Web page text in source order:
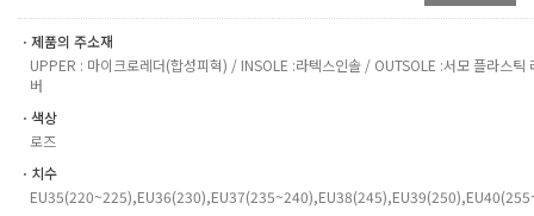
ㆍ제품의 주소재
UPPER : 마이크로레더(합성피혁) / INSOLE :라텍스인솔 / OUTSOLE :서모 플라스틱
버
ㆍ색상
로즈
ㆍ치수